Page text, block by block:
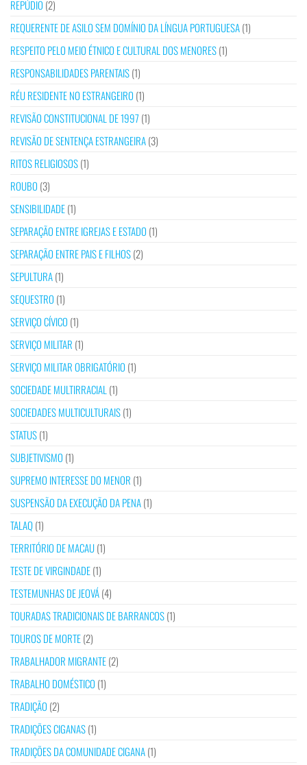
REPÚDIO (2)
REQUERENTE DE ASILO SEM DOMÍNIO DA LÍNGUA PORTUGUESA(1)
RESPEITO PELO MEIO ÉTNICO E CULTURAL DOS MENORES(1)
RESPONSABILIDADES PARENTAIS(1)
RÉU RESIDENTE NO ESTRANGEIRO (1)
REVISÃO CONSTITUCIONAL DE 1997 (1)
REVISÃO DE SENTENÇA ESTRANGEIRA(3)
RITOS RELIGIOSOS(1)
ROUBO (3)
SENSIBILIDADE(1)
SEPARAÇÃO ENTRE IGREJAS E ESTADO (1)
SEPARAÇÃO ENTRE PAIS E FILHOS(2)
SEPULTURA(1)
SEQUESTRO (1)
SERVIÇO CÍVICO (1)
SERVIÇO MILITAR (1)
SERVIÇO MILITAR OBRIGATÓRIO (1)
SOCIEDADE MULTIRRACIAL (1)
SOCIEDADES MULTICULTURAIS(1)
STATUS(1)
SUBJETIVISMO (1)
SUPREMO INTERESSE DO MENOR (1)
SUSPENSÃO DA EXECUÇÃO DA PENA(1)
TALAQ(1)
TERRITÓRIO DE MACAU(1)
TESTE DE VIRGINDADE(1)
TESTEMUNHAS DE JEOVÁ(4)
TOURADAS TRADICIONAIS DE BARRANCOS(1)
TOUROS DE MORTE(2)
TRABALHADOR MIGRANTE(2)
TRABALHO DOMÉSTICO (1)
TRADIÇÃO (2)
TRADIÇÕES CIGANAS(1)
TRADIÇÕES DA COMUNIDADE CIGANA(1)